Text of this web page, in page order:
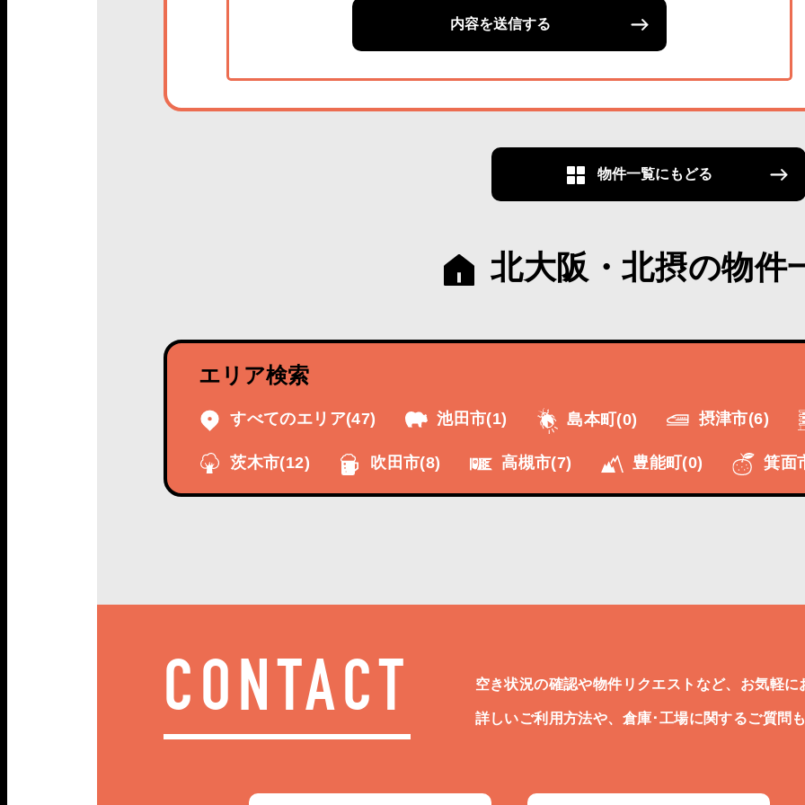
内容を送信する
物件一覧にもどる
北大阪・北摂の物件
エリア検索
すべてのエリア(47) 池田市(1) 島本町 (0) 摂津市(6)
茨木市(12) 吹田市(8) 高槻市(7) 豊能町(0) 箕面
CONTACT 空き状況の確認や物件リクエストなど、お気軽
詳しいご利用方法や、倉庫･工場に関するご質問